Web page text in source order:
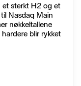
sterkt H2 og et
Nasdaq Main
nøkkeltallene
blir rykket